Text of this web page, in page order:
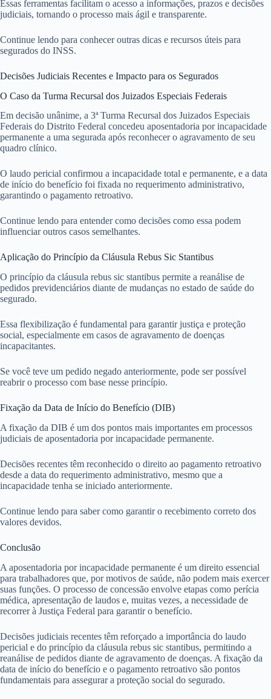
Essas ferramentas facilitam o acesso a informações, prazos e decisões
judiciais, tornando o processo mais ágil e transparente.
Continue lendo para conhecer outras dicas e recursos úteis para
segurados do INSS.
Decisões Judiciais Recentes e Impacto para os Segurados
O Caso da Turma Recursal dos Juizados Especiais Federais
Em decisão unânime, a 3ª Turma Recursal dos Juizados Especiais
Federais do Distrito Federal concedeu aposentadoria por incapacidade
permanente a uma segurada após reconhecer o agravamento de seu
quadro clínico.
O laudo pericial confirmou a incapacidade total e permanente, e a data
de início do benefício foi fixada no requerimento administrativo,
garantindo o pagamento retroativo.
Continue lendo para entender como decisões como essa podem
influenciar outros casos semelhantes.
Aplicação do Princípio da Cláusula Rebus Sic Stantibus
O princípio da cláusula rebus sic stantibus permite a reanálise de
pedidos previdenciários diante de mudanças no estado de saúde do
segurado.
Essa flexibilização é fundamental para garantir justiça e proteção
social, especialmente em casos de agravamento de doenças
incapacitantes.
Se você teve um pedido negado anteriormente, pode ser possível
reabrir o processo com base nesse princípio.
Fixação da Data de Início do Benefício (DIB)
A fixação da DIB é um dos pontos mais importantes em processos
judiciais de aposentadoria por incapacidade permanente.
Decisões recentes têm reconhecido o direito ao pagamento retroativo
desde a data do requerimento administrativo, mesmo que a
incapacidade tenha se iniciado anteriormente.
Continue lendo para saber como garantir o recebimento correto dos
valores devidos.
Conclusão
A aposentadoria por incapacidade permanente é um direito essencial
para trabalhadores que, por motivos de saúde, não podem mais exercer
suas funções. O processo de concessão envolve etapas como perícia
médica, apresentação de laudos e, muitas vezes, a necessidade de
recorrer à Justiça Federal para garantir o benefício.
Decisões judiciais recentes têm reforçado a importância do laudo
pericial e do princípio da cláusula rebus sic stantibus, permitindo a
reanálise de pedidos diante de agravamento de doenças. A fixação da
data de início do benefício e o pagamento retroativo são pontos
fundamentais para assegurar a proteção social do segurado.